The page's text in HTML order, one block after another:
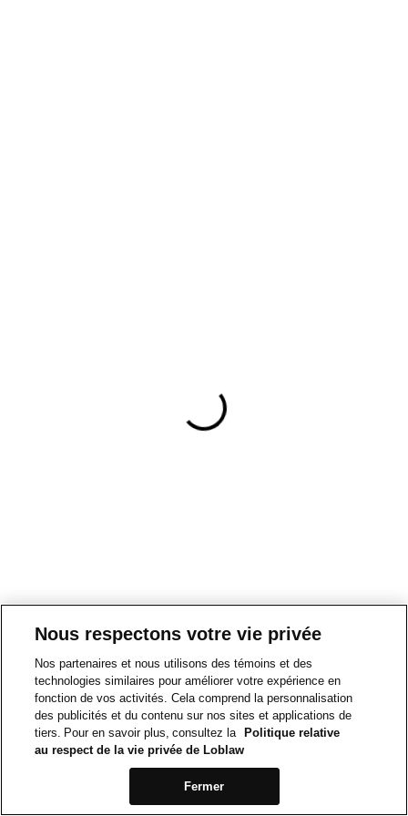
Nous respectons votre vie privée
Nos partenaires et nous utilisons des témoins et des
technologies similaires pour améliorer votre expérience en
fonction de vos activités. Cela comprend la personnalisation
des publicités et du contenu sur nos sites et applications de
tiers. Pour en savoir plus, consultez la
Politique relative
au respect de la vie privée de Loblaw
Fermer